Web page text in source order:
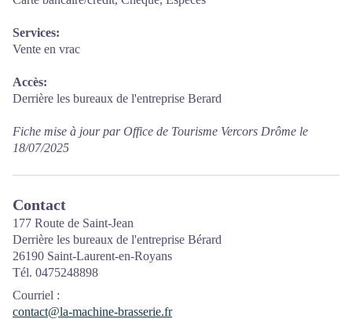
Services:
Vente en vrac
Accès:
Derrière les bureaux de l'entreprise Berard
Fiche mise à jour par Office de Tourisme Vercors Drôme le
18/07/2025
Contact
177 Route de Saint-Jean
Derrière les bureaux de l'entreprise Bérard
26190 Saint-Laurent-en-Royans
Tél. 0475248898
Courriel :
contact@la-machine-brasserie.fr